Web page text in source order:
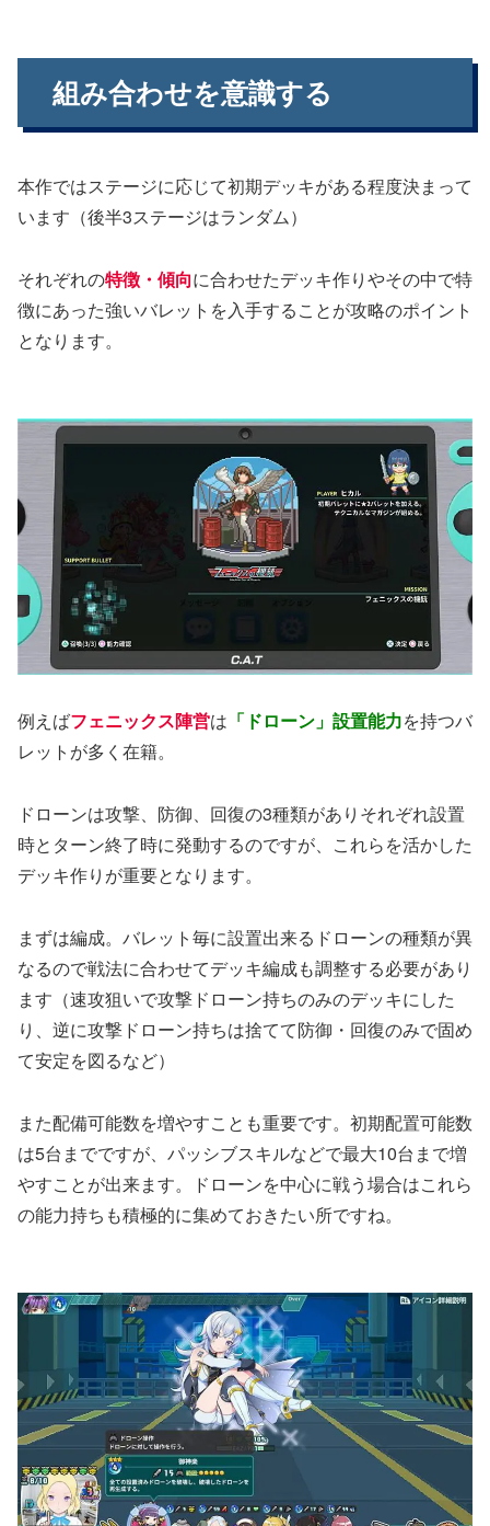
組み合わせを意識する
本作ではステージに応じて初期デッキがある程度決まって
います（後半3ステージはランダム）
それぞれの特徴・傾向に合わせたデッキ作りやその中で特
徴にあった強いバレットを入手することが攻略のポイント
となります。
例えばフェニックス陣営は 「ドローン」設置能力を持つバ
レットが多く在籍。
ドローンは攻撃、防御、回復の3種類がありそれぞれ設置
時とターン終了時に発動するのですが、これらを活かした
デッキ作りが重要となります。
まずは編成。バレット毎に設置出来るドローンの種類が異
なるので戦法に合わせてデッキ編成も調整する必要があり
ます（速攻狙いで攻撃ドローン持ちのみのデッキにした
り、逆に攻撃ドローン持ちは捨てて防御・回復のみで固め
て安定を図るなど）
また配備可能数を増やすことも重要です。初期配置可能数
は5台までですが、パッシブスキルなどで最大10台まで増
やすことが出来ます。ドローンを中心に戦う場合はこれら
の能力持ちも積極的に集めておきたい所ですね。